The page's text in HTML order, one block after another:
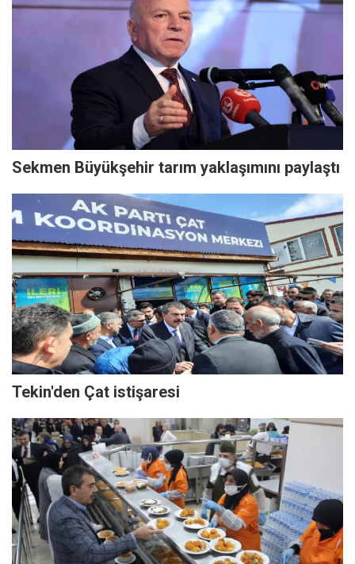
Sekmen Büyükşehir tarım yaklaşımını paylaştı
Tekin'den Çat istişaresi